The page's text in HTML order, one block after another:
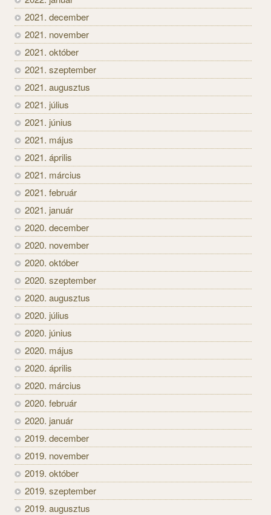
2021. december
2021. november
2021. október
2021. szeptember
2021. augusztus
2021. július
2021. június
2021. május
2021. április
2021. március
2021. február
2021. január
2020. december
2020. november
2020. október
2020. szeptember
2020. augusztus
2020. július
2020. június
2020. május
2020. április
2020. március
2020. február
2020. január
2019. december
2019. november
2019. október
2019. szeptember
2019. augusztus